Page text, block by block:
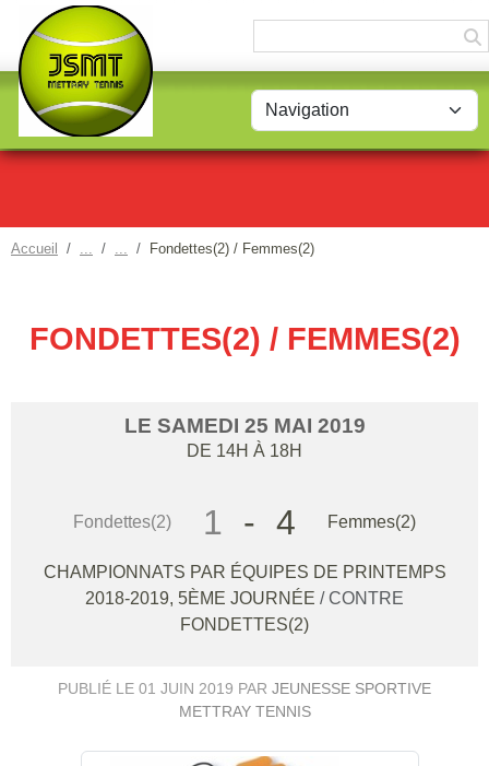
Accueil Fondettes(2) / Femmes(2)
FONDETTES(2) / FEMMES(2)
LE SAMEDI 25 MAI 2019
DE 14H À 18H
Fondettes(2) 1 - 4 Femmes(2)
CHAMPIONNATS PAR ÉQUIPES DE PRINTEMPS
2018-2019, 5ÈME JOURNÉE / CONTRE
FONDETTES(2)
PUBLIÉ LE 01 JUIN 2019 PAR JEUNESSE SPORTIVE
METTRAY TENNIS
Panneau de gestion des cookies